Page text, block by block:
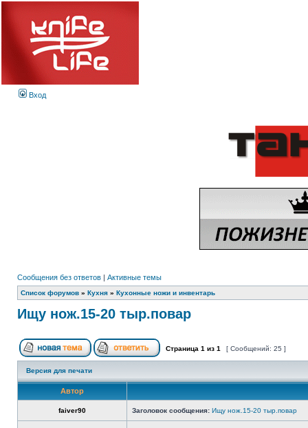
Вход
Сообщения без ответов | Активные темы
Список форумов » Кухня » Кухонные ножи и инвентарь
Ищу нож.15-20 тыр.повар
Страница 1 из 1 [ Сообщений: 25 ]
Версия для печати
Автор
faiver90 Заголовок сообщения: Ищу нож.15-20 тыр.повар